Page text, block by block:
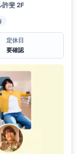
許斐 2F
定休日
要確認